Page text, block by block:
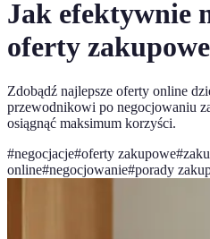
Jak efektywnie
oferty
Zdobądź najlepsze oferty online
przewodnikowi po negocjowaniu
osiągnąć maksimum korzyści.
#negocjacje#oferty zakupowe#
online#negocjowanie#porady